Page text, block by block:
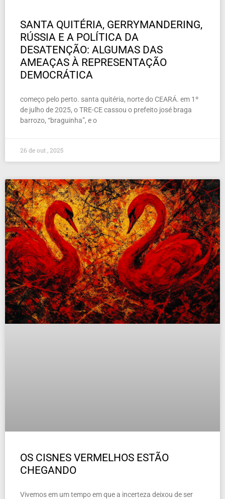
SANTA QUITÉRIA, GERRYMANDERING,
RÚSSIA E A POLÍTICA DA
DESATENÇÃO: ALGUMAS DAS
AMEAÇAS À REPRESENTAÇÃO
DEMOCRÁTICA
começo pelo perto. santa quitéria, norte do CEARÁ. em 1º
de julho de 2025, o TRE-CE cassou o prefeito josé braga
barrozo, “braguinha”, e o
26 de out , 2025
OS CISNES VERMELHOS ESTÃO
CHEGANDO
Vivemos em um tempo em que a incerteza deixou de ser